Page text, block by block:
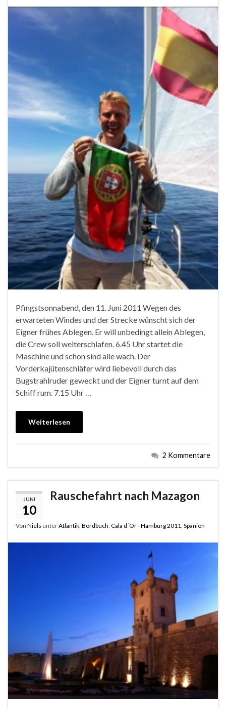
Pfingstsonnabend, den 11. Juni 2011 Wegen des
erwarteten Windes und der Strecke wünscht sich der
Eigner frühes Ablegen. Er will unbedingt allein Ablegen,
die Crew soll weiterschlafen. 6.45 Uhr startet die
Maschine und schon sind alle wach. Der
Vorderkajütenschläfer wird liebevoll durch das
Bugstrahlruder geweckt und der Eigner turnt auf dem
Schiff rum. 7.15 Uhr …
Weiterlesen
2 Kommentare
JUNI
10
Rauschefahrt nach Mazagon
Von Niels unterAtlantik, Bordbuch, Cala d´Or - Hamburg 2011, Spanien